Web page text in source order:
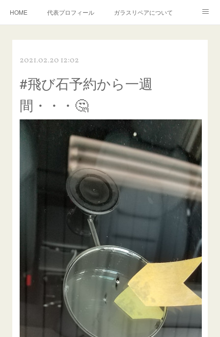
HOME 代表プロフィール ガラスリペアについて
飛び石施工料金について
当店へのアクセス 建築ガラスキズ取り・研磨・磨き
【プロ使用】フッ素系ガラストリートメント『アクアペル』
当店の良心的価格の理由について
欧州車モールの白サビやシミを落とす！
instagram記事 ガラスリペア施工価格
飛び石ひび割れでヒビ先が伸びた場合は？
2021.02.20 12:02
#飛び石予約から一週
間・・・🤔